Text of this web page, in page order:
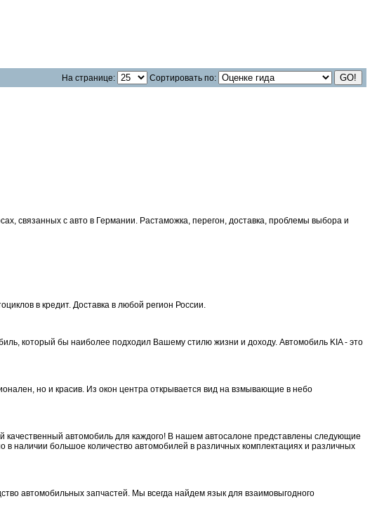
На странице: Сортировать по:
связанных с авто в Германии. Растаможка, перегон, доставка, проблемы выбора и
в кредит. Доставка в любой регион России.
который бы наиболее подходил Вашему стилю жизни и доходу. Автомобиль KIA - это
но и красив. Из окон центра открывается вид на взмывающие в небо
качественный автомобиль для каждого! В нашем автосалоне представлены следующие
наличии большое количество автомобилей в различных комплектациях и различных
автомобильных запчастей. Мы всегда найдем язык для взаимовыгодного